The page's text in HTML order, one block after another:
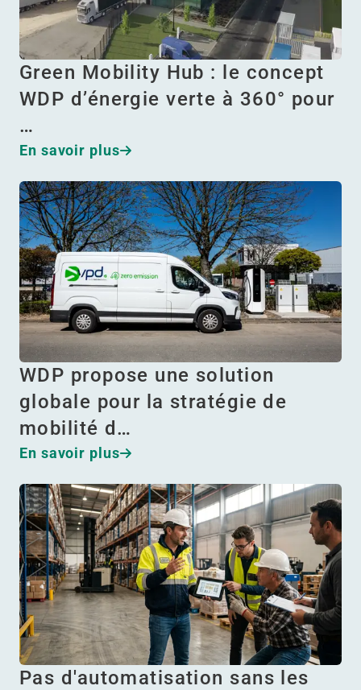
Green Mobility Hub : le concept
WDP d’énergie verte à 360° pour
…
En savoir plus
WDP propose une solution
globale pour la stratégie de
mobilité d…
En savoir plus
Pas d'automatisation sans les